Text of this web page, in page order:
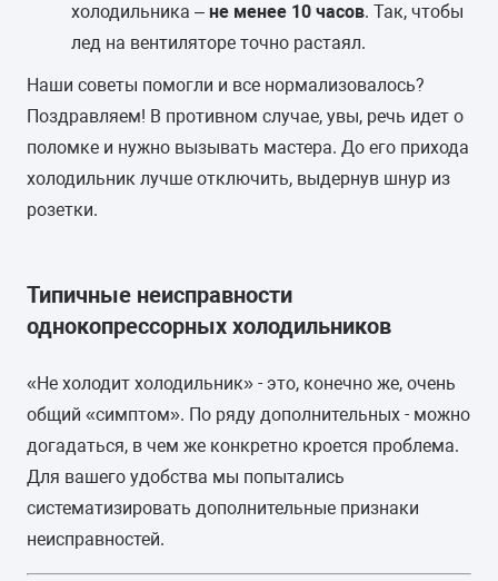
холодильника – не менее 10 часов. Так, чтобы
лед на вентиляторе точно растаял.
Наши советы помогли и все нормализовалось?
Поздравляем! В противном случае, увы, речь идет о
поломке и нужно вызывать мастера. До его прихода
холодильник лучше отключить, выдернув шнур из
розетки.
Типичные неисправности
однокопрессорных холодильников
«Не холодит холодильник» - это, конечно же, очень
общий «симптом». По ряду дополнительных - можно
догадаться, в чем же конкретно кроется проблема.
Для вашего удобства мы попытались
систематизировать дополнительные признаки
неисправностей.